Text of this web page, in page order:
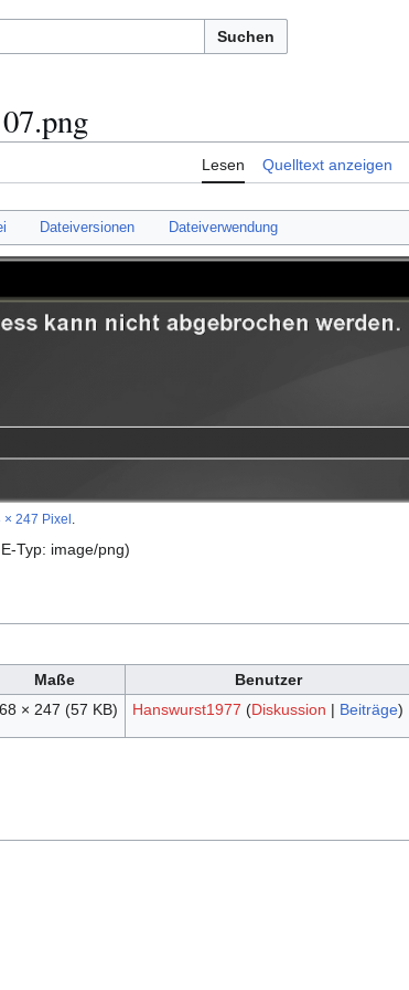
Suchen
Lesen Quelltext anzeigen
Dateiversionen Dateiverwendung
× 247 Pixel
Typ: image/png)
Maße Benutzer
× 247 (57 KB) Hanswurst1977 (Diskussion | Beiträge)